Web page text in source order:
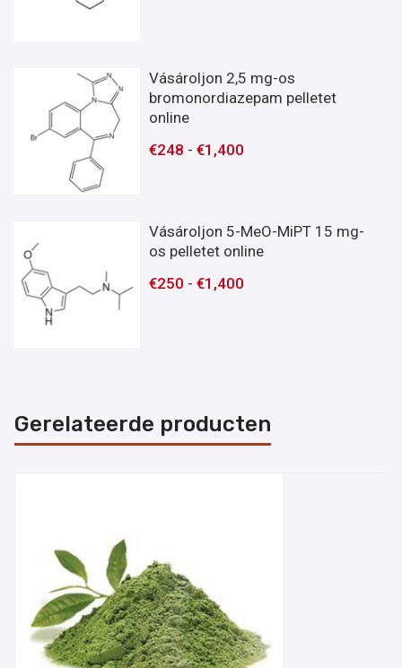
Vásároljon 2,5 mg-os
bromonordiazepam pelletet
online
€248 -€1,400
Vásároljon 5-MeO-MiPT 15 mg-
os pelletet online
€250 -€1,400
Gerelateerde producten